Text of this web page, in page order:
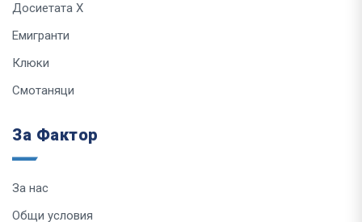
Досиетата Х
Емигранти
Клюки
Смотаняци
За Фактор
За нас
Общи условия